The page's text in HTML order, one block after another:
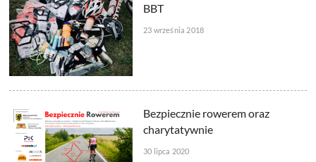
BBT
23 września 2018
Bezpiecznie rowerem oraz
charytatywnie
30 lipca 2020